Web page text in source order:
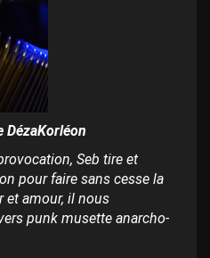
DézaKorléon
Seb tire et
pour faire sans cesse la
et amour, il nous
punk musette anarcho-